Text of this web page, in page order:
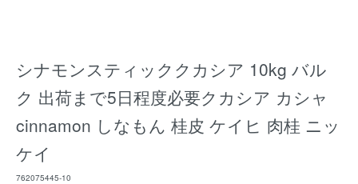
シナモンスティッククカシア 10kg バル
ク 出荷まで5日程度必要クカシア カシャ
cinnamon しなもん 桂皮 ケイヒ 肉桂 ニッ
ケイ
762075445-10